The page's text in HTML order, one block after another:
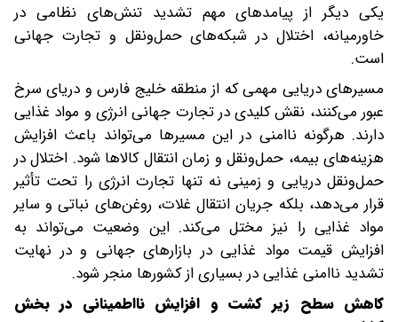
یکی دیگر از پیامدهای مهم تشدید تنش‌های نظامی در
خاورمیانه، اختلال در شبکه‌های حمل‌ونقل و تجارت جهانی
است.
مسیرهای دریایی مهمی که از منطقه خلیج فارس و دریای سرخ
عبور می‌کنند، نقش کلیدی در تجارت جهانی انرژی و مواد غذایی
دارند. هرگونه ناامنی در این مسیرها می‌تواند باعث افزایش
هزینه‌های بیمه، حمل‌ونقل و زمان انتقال کالاها شود. اختلال در
حمل‌ونقل دریایی و زمینی نه تنها تجارت انرژی را تحت تأثیر
قرار می‌دهد، بلکه جریان انتقال غلات، روغن‌های نباتی و سایر
مواد غذایی را نیز مختل می‌کند. این وضعیت می‌تواند به
افزایش قیمت مواد غذایی در بازارهای جهانی و در نهایت
تشدید ناامنی غذایی در بسیاری از کشورها منجر شود.
کاهش سطح زیر کشت و افزایش نااطمینانی در بخش